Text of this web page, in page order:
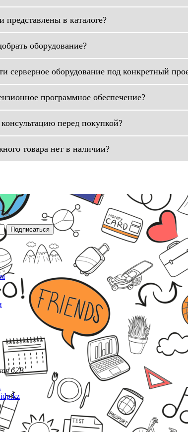
представлены в каталоге?
оборудование?
серверное оборудование под конкретный
программное обеспечение?
перед покупкой?
товара нет в наличии?
Подписаться
62В